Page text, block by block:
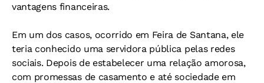
vantagens financeiras.
Em um dos casos, ocorrido em Feira de Santana, ele
teria conhecido uma servidora pública pelas redes
sociais. Depois de estabelecer uma relação amorosa,
com promessas de casamento e até sociedade em